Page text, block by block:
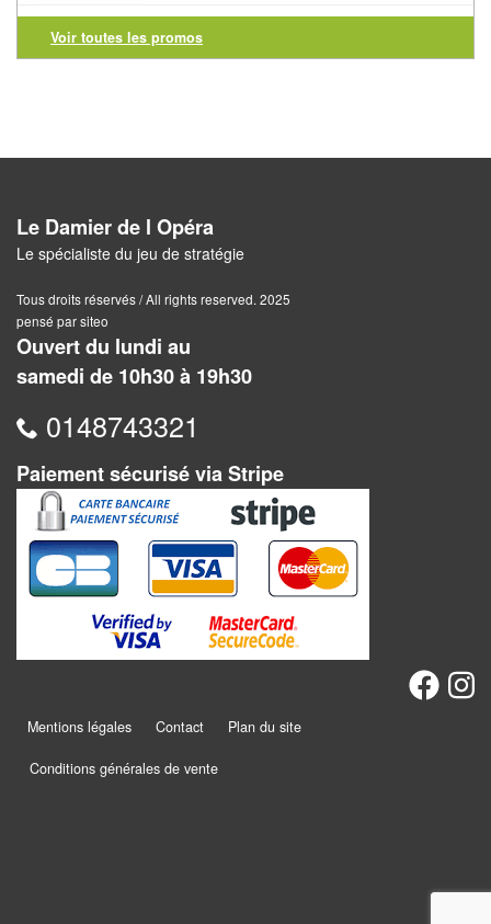
Extensions
Casse-
Jeux
Dominos
Jeu
Dames
Coffrets
jeux
–
multijeux
Cartes
traditionnelles
de
Dés
Voir toutes les promos
Le Damier de l Opéra
Le spécialiste du jeu de stratégie
Tous droits réservés / All rights reserved. 2025
pensé par siteo
Ouvert du lundi au
samedi de 10h30 à 19h30
0148743321
Paiement sécurisé via Stripe
Mentions légales Contact Plan du site
Conditions générales de vente